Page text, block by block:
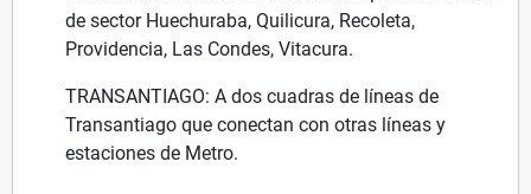
de sector Huechuraba, Quilicura, Recoleta,
Providencia, Las Condes, Vitacura.
TRANSANTIAGO: A dos cuadras de líneas de
Transantiago que conectan con otras líneas y
estaciones de Metro.